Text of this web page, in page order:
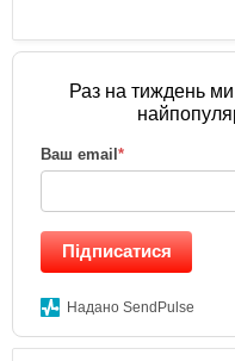
Раз на тиждень
Ваш email *
Підписатися
Надано SendPulse